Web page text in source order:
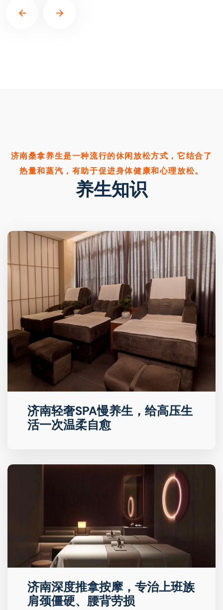
济南桑拿养生是一种流行的休闲放松方式，它结合了
热量和蒸汽，有助于促进身体健康和心理放松。
养生知识
济南轻奢SPA慢养生，给高压生
活一次温柔自愈
济南深度推拿按摩，专治上班族
肩颈僵硬、腰背劳损